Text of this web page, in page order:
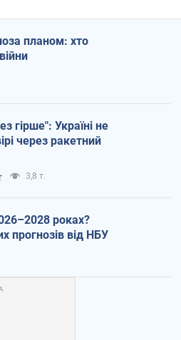
планом: хто
гірше": Україні не
через ракетний
3,8 т.
роках?
прогнозів від НБУ